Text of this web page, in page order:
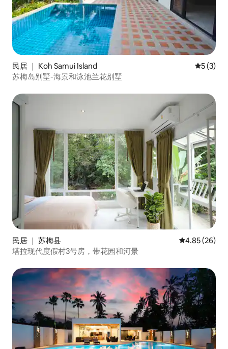
民居 ｜ Koh Samui Island 平均评分
5 (3)
苏梅岛别墅-海景和泳池兰花别墅
民居 ｜ 苏梅县 平均评分
4.85 (26)
塔拉现代度假村3号房，带花园和河景